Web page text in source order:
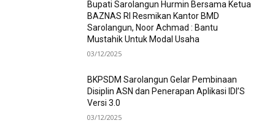
Bupati Sarolangun Hurmin Bersama Ketua
BAZNAS RI Resmikan Kantor BMD
Sarolangun, Noor Achmad : Bantu
Mustahik Untuk Modal Usaha
03/12/2025
BKPSDM Sarolangun Gelar Pembinaan
Disiplin ASN dan Penerapan Aplikasi IDI’S
Versi 3.0
03/12/2025